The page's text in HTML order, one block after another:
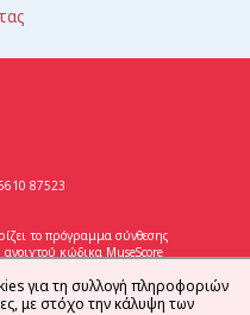
87523
το πρόγραμμα σύνθεσης
ανοιχτού κώδικα MuseScore
για τη συλλογή πληροφοριών
με στόχο την κάλυψη των